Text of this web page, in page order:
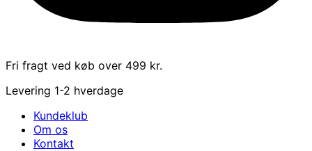
Fri fragt ved køb over 499 kr.
Levering 1-2 hverdage
Kundeklub
Om os
Kontakt